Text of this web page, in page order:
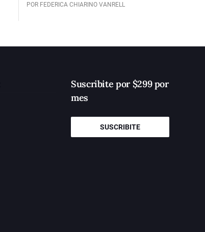
POR FEDERICA CHIARINO VANRELL
Suscribite por $299 por
mes
SUSCRIBITE